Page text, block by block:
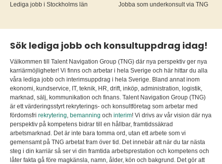
Lediga jobb i Stockholms län
Jobba som underkonsult via TNG
Sök lediga jobb och konsultuppdrag idag!
Välkommen till Talent Navigation Group (TNG) där nya perspektiv ger nya
karriärmöjligheter! Vi finns och arbetar i hela Sverige och här hittar du alla
våra lediga jobb och interimsuppdrag i hela Sverige. Bland annat inom
ekonomi, kundservice, IT, teknik, HR, drift, inköp, administration, logistik,
marknad, sälj, kommunikation och finans. Talent Navigation Group (TNG)
är ett värderingsstyrt rekryterings- och konsultföretag som arbetar med
fördomsfri rekrytering, bemanning och interim! Vi drivs av vår vision där nya
perspektiv på kompetens bidrar till en hållbar, framtidssäkrad
arbetsmarknad. Det är inte bara tomma ord, utan ett arbete som vi
gemensamt på TNG arbetat fram över tid. Det innebär att när du tar nästa
steg i din karriär så ser vi din framtida arbetsprestation och kompetens och
låter fakta gå före magkänsla, namn, ålder, kön och bakgrund. Det gör att